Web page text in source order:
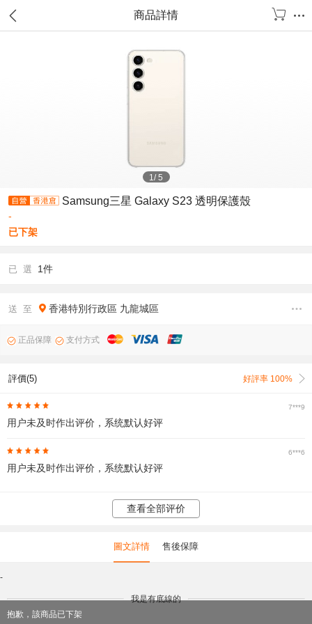
商品詳情
1/5
Samsung三星 Galaxy S23 透明保護殼
-
已下架
已 選 1件
送 至 香港特別行政區 九龍城區
正品保障 支付方式
評價(5) 好評率 100%
7***9
用户未及时作出评价，系统默认好评
6***6
用户未及时作出评价，系统默认好评
查看全部评价
圖文詳情 售後保障
-
我是有底線的
抱歉，該商品已下架